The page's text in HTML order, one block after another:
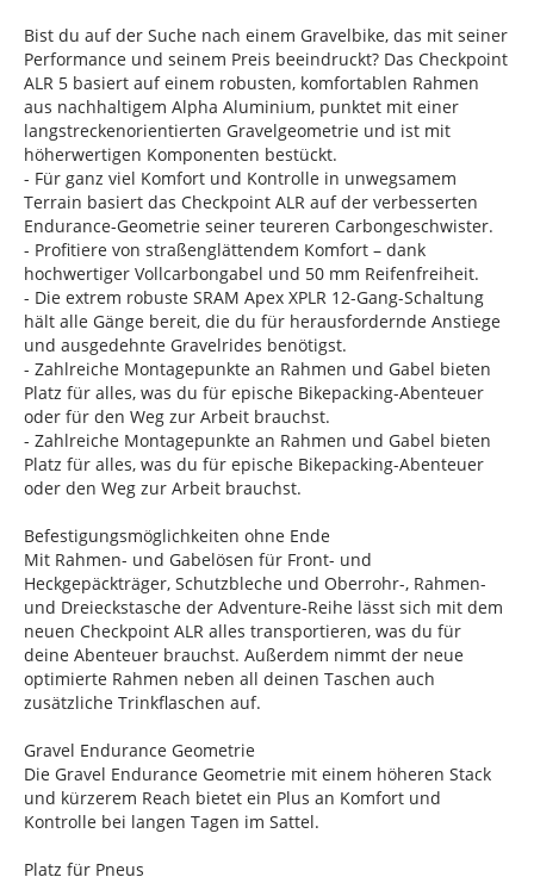
Bist du auf der Suche nach einem Gravelbike, das mit seiner
Performance und seinem Preis beeindruckt? Das Checkpoint
ALR 5 basiert auf einem robusten, komfortablen Rahmen
aus nachhaltigem Alpha Aluminium, punktet mit einer
langstreckenorientierten Gravelgeometrie und ist mit
höherwertigen Komponenten bestückt.
- Für ganz viel Komfort und Kontrolle in unwegsamem
Terrain basiert das Checkpoint ALR auf der verbesserten
Endurance-Geometrie seiner teureren Carbongeschwister.
- Profitiere von straßenglättendem Komfort – dank
hochwertiger Vollcarbongabel und 50 mm Reifenfreiheit.
- Die extrem robuste SRAM Apex XPLR 12-Gang-Schaltung
hält alle Gänge bereit, die du für herausfordernde Anstiege
und ausgedehnte Gravelrides benötigst.
- Zahlreiche Montagepunkte an Rahmen und Gabel bieten
Platz für alles, was du für epische Bikepacking-Abenteuer
oder für den Weg zur Arbeit brauchst.
- Zahlreiche Montagepunkte an Rahmen und Gabel bieten
Platz für alles, was du für epische Bikepacking-Abenteuer
oder den Weg zur Arbeit brauchst.
Befestigungsmöglichkeiten ohne Ende
Mit Rahmen- und Gabelösen für Front- und
Heckgepäckträger, Schutzbleche und Oberrohr-, Rahmen-
und Dreieckstasche der Adventure-Reihe lässt sich mit dem
neuen Checkpoint ALR alles transportieren, was du für
deine Abenteuer brauchst. Außerdem nimmt der neue
optimierte Rahmen neben all deinen Taschen auch
zusätzliche Trinkflaschen auf.
Gravel Endurance Geometrie
Die Gravel Endurance Geometrie mit einem höheren Stack
und kürzerem Reach bietet ein Plus an Komfort und
Kontrolle bei langen Tagen im Sattel.
Platz für Pneus